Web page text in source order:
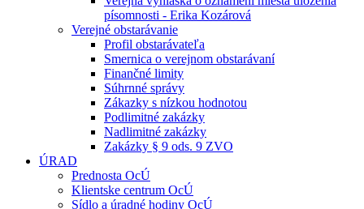
písomnosti - Erika Kozárová
Verejné obstarávanie
Profil obstarávateľa
Smernica o verejnom obstarávaní
Finančné limity
Súhrnné správy
Zákazky s nízkou hodnotou
Podlimitné zakázky
Nadlimitné zakázky
Zakázky § 9 ods. 9 ZVO
ÚRAD
Prednosta OcÚ
Klientske centrum OcÚ
Sídlo a úradné hodiny OcÚ